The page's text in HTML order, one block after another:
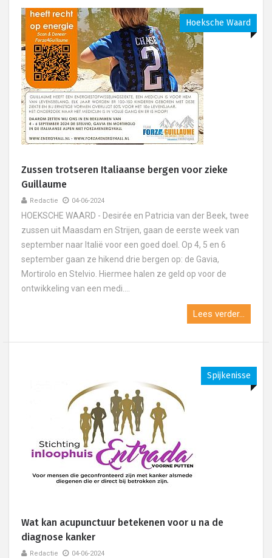
Hoeksche Waard
Zussen trotseren Italiaanse bergen voor zieke
Guillaume
Redactie 04-06-2024
HOEKSCHE WAARD - Desirée en Patricia van der Beek, twee
zussen uit Maasdam en Strijen, gaan de eerste week van
september naar Italië voor een goed doel. Op 4, 5 en 6
september gaan ze hikend drie bergen op: de Gavia,
Mortirolo en Stelvio. Hiermee halen ze geld op voor de
ontwikkeling van een medi....
Lees verder...
Spijkenisse
Wat kan acupunctuur betekenen voor u na de
diagnose kanker
Redactie 04-06-2024